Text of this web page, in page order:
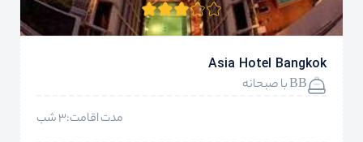
Asia Hotel Bangkok
BB با صبحانه
مدت اقامت:3 شب